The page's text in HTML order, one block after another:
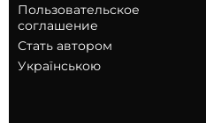
Пользовательское
соглашение
Стать автором
Українською